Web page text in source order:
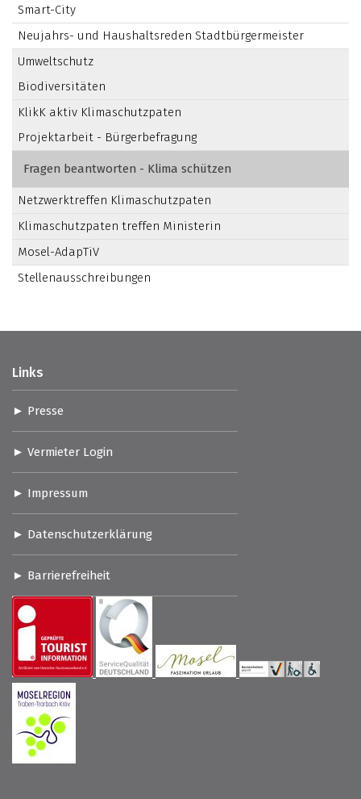
Smart-City
Neujahrs- und Haushaltsreden Stadtbürgermeister
Umweltschutz
Biodiversitäten
KlikK aktiv Klimaschutzpaten
Projektarbeit - Bürgerbefragung
Fragen beantworten - Klima schützen
Netzwerktreffen Klimaschutzpaten
Klimaschutzpaten treffen Ministerin
Mosel-AdapTiV
Stellenausschreibungen
Links
Presse
Vermieter Login
Impressum
Datenschutzerklärung
Barrierefreiheit